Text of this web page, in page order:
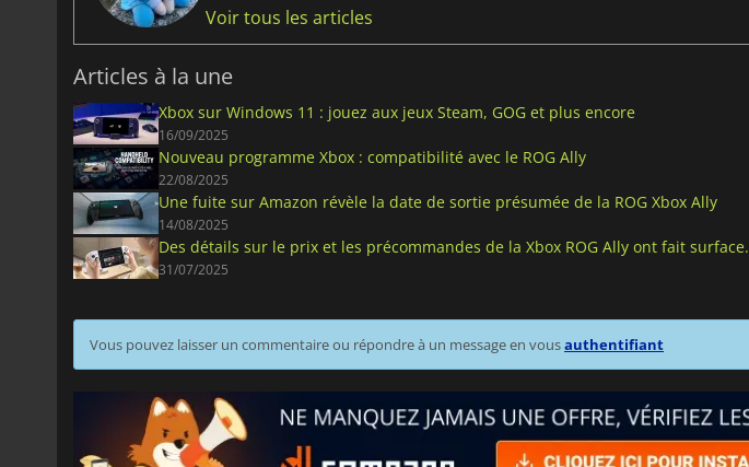
Voir tous les articles
Articles à la une
Xbox sur Windows 11 : jouez aux jeux Steam, GOG et plus encore
16/09/2025
Nouveau programme Xbox : compatibilité avec le ROG Ally
22/08/2025
Une fuite sur Amazon révèle la date de sortie présumée de la ROG Xbox Ally
14/08/2025
Des détails sur le prix et les précommandes de la Xbox ROG Ally ont fait surface.
31/07/2025
Vous pouvez laisser un commentaire ou répondre à un message en vousauthentifiant